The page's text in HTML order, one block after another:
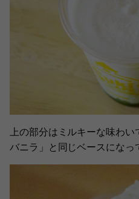
上の部分はミルキーな味わ
バニラ」と同じベースになっ